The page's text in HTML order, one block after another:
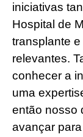
iniciativas
Hospital de
transplante
relevantes.
conhecer a
uma
então nosso
avançar